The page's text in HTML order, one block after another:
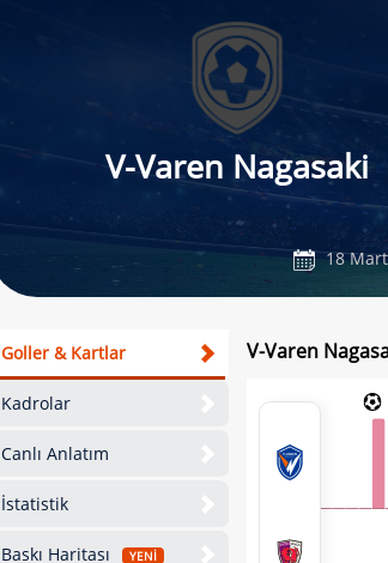
V-Varen Nagasaki
18 Mart
Goller & Kartlar
Kadrolar
Canlı Anlatım
İstatistik
Baskı Haritası YENİ
V-Varen